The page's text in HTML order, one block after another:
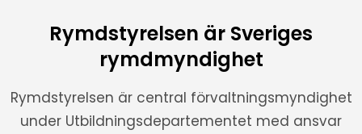
Rymdstyrelsen är Sveriges
rymdmyndighet
Rymdstyrelsen är central förvaltningsmyndighet
under Utbildningsdepartementet med ansvar